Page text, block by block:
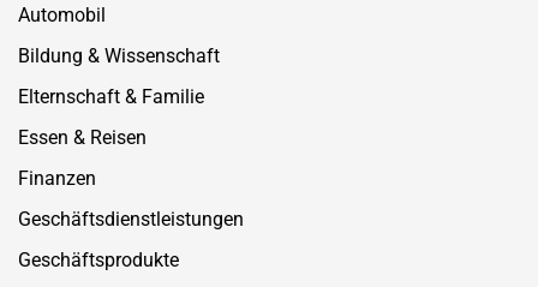
Automobil
Bildung & Wissenschaft
Elternschaft & Familie
Essen & Reisen
Finanzen
Geschäftsdienstleistungen
Geschäftsprodukte